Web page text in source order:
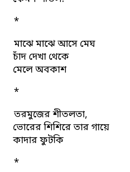
*
মাঝে মাঝে আসে মেঘ
চাঁদ দেখা থেকে
মেলে অবকাশ
*
তরমুজের শীতলতা,
ভোরের শিশিরে তার গায়ে
কাদার ফুটকি
*